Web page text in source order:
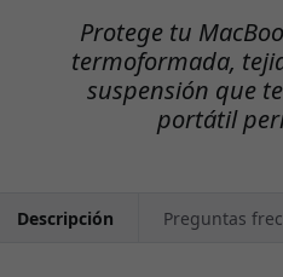
Protege tu
termoformada,
suspensión que
portátil
Descripción Preguntas